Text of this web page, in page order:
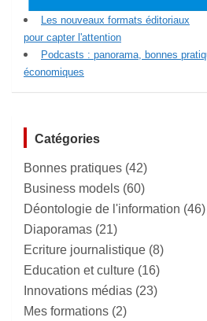
Les nouveaux formats éditoriaux
pour capter l'attention
Podcasts : panorama, bonnes
économiques
Catégories
Bonnes pratiques (42)
Business models (60)
Déontologie de l'information (46)
Diaporamas (21)
Ecriture journalistique (8)
Education et culture (16)
Innovations médias (23)
Mes formations (2)